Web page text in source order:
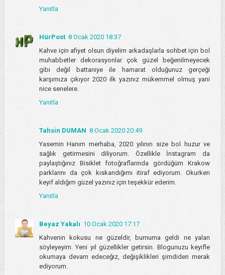
Yanıtla
HürPost 8 Ocak 2020 18:37
Kahve için afiyet olsun diyelim arkadaşlarla sohbet için bol
muhabbetler dekorasyonlar çok güzel beğenilmeyecek
gibi değil battaniye ile hamarat olduğunuz gerçeği
karşımıza çıkıyor 2020 ilk yazınız mükemmel olmuş yani
nice senelere.
Yanıtla
Tahsin DUMAN 8 Ocak 2020 20:49
Yasemin Hanım merhaba, 2020 yılının size bol huzur ve
sağlık getirmesini diliyorum. Özellikle İnstagram da
paylaştığınız Bisiklet fotoğraflarında gördüğüm Krakow
parklarını da çok kıskandığımı itiraf ediyorum. Okurken
keyif aldığım güzel yazınız için teşekkür ederim.
Yanıtla
Beyaz Yakalı 10 Ocak 2020 17:17
Kahvenin kokusu ne güzeldir, burnuma geldi ne yalan
söyleyeyim. Yeni yıl güzellikler getirsin. Blogunuzu keyifle
okumaya devam edeceğiz, değişiklikleri şimdiden merak
ediyorum.